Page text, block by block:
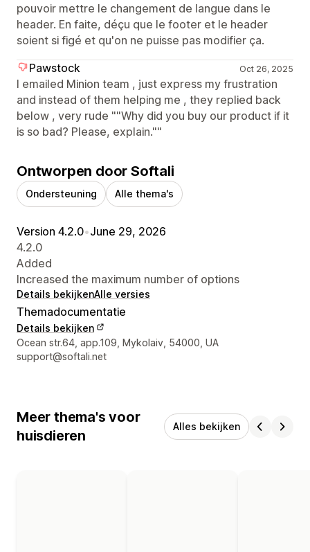
pouvoir mettre le changement de langue dans le
header. En faite, déçu que le footer et le header
soient si figé et qu'on ne puisse pas modifier ça.
Pawstock
Oct 26, 2025
I emailed Minion team , just express my frustration
and instead of them helping me , they replied back
below , very rude ""Why did you buy our product if it
is so bad? Please, explain.""
Ontworpen door Softali
Ondersteuning Alle thema's
Version 4.2.0•June 29, 2026
4.2.0
Added
Increased the maximum number of options
Details bekijkenAlle versies
Themadocumentatie
Details bekijken
Contactgegevens ontwerper
Ocean str.64, app.109, Mykolaiv, 54000, UA
support@softali.net
Meer thema's voor
huisdieren
Alles bekijken